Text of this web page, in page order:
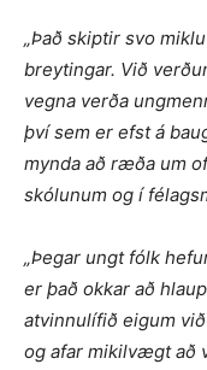
„Það skiptir svo
breytingar. Við
vegna verða
því sem er efst á
mynda að ræða um
skólunum og í
„Þegar ungt fólk
er það okkar að
atvinnulífið eigum
og afar mikilvægt að